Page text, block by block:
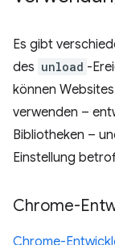
Es gibt
des unload -
können
verwenden –
Bibliotheken –
Einstellung
Chrome-
Chrome-